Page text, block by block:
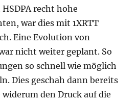
recht hohe
war dies mit 1XRTT
Eine Evolution von
nicht weiter geplant. So
so schnell wie möglich
Dies geschah dann bereits
widerum den Druck auf die